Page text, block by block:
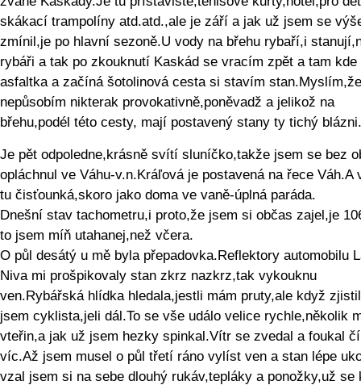
skákací trampolíny atd.atd.,ale je září a jak už jsem se
zmínil,je po hlavní sezoně.U vody na břehu rybaří,i
rybáři a tak po zkouknutí Kaskád se vracím zpět a tam
asfaltka a začíná šotolinová cesta si stavím stan.Myslím,že
nepůsobím nikterak provokativně,poněvadž a jelikož na
břehu,podél této cesty, mají postavený stany ty tichý blázni.
Je pět odpoledne,krásně svítí sluníčko,takže jsem se bez
opláchnul ve Váhu-v.n.Kráľová je postavená na řece Váh.A
tu čisťounká,skoro jako doma ve vaně-úplná paráda.
Dnešní stav tachometru,i proto,že jsem si občas zajel,je
to jsem míň utahanej,než včera.
O půl desátý u mě byla přepadovka.Reflektory automobilu
Niva mi prošpikovaly stan zkrz nazkrz,tak vykouknu
ven.Rybářská hlídka hledala,jestli mám pruty,ale když
jsem cyklista,jeli dál.To se vše událo velice rychle,několik
vteřin,a jak už jsem hezky spinkal.Vítr se zvedal a foukal
víc.Až jsem musel o půl třetí ráno vylíst ven a stan lépe
vzal jsem si na sebe dlouhý rukáv,tepláky a ponožky,už se